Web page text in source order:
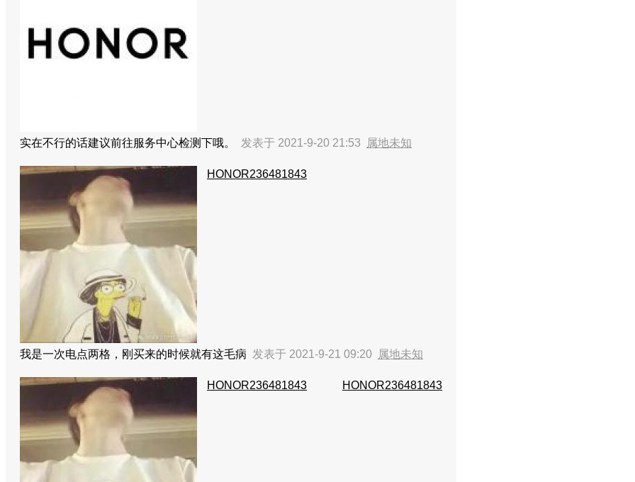
实在不行的话建议前往服务中心检测下哦。 发表于 2021-9-20 21:53 属地未知
HONOR236481843
我是一次电点两格，刚买来的时候就有这毛病 发表于 2021-9-21 09:20 属地未知
HONOR236481843 HONOR236481843